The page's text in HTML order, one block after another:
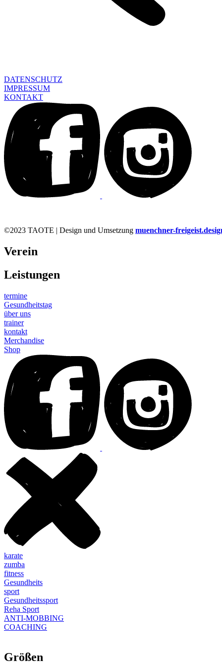
DATENSCHUTZ
IMPRESSUM
KONTAKT
©2023 TAOTE | Design und Umsetzung muenchner-
Verein
Leistungen
termine
Gesundheitstag
über uns
trainer
kontakt
Merchandise
Shop
karate
zumba
fitness
Gesundheits
sport
Gesundheitssport
Reha Sport
ANTI-MOBBING
COACHING
Größen